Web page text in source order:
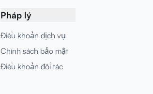
Pháp lý
Điều khoản dịch vụ
Chính sách bảo mật
Điều khoản đối tác